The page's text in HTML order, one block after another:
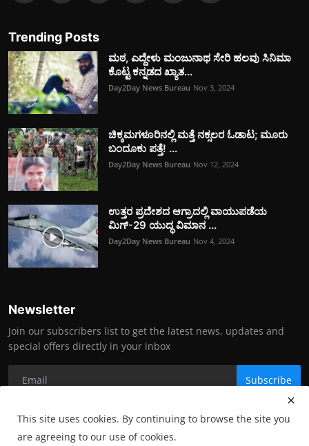
Trending Posts
ಮಠ, ಎದ್ದೇಳು ಮಂಜುನಾಥ ಸೇರಿ ಹಲವು ಸಿನಿಮಾ
ಕೊಟ್ಟ ಕನ್ನಡದ ಖ್ಯಾತ...
Day2Day News Bureau Nov 3, 2024
ಚಿಕ್ಕಮಗಳೂರಿನಲ್ಲಿ ಮತ್ತೆ ನಕ್ಸಲರ ಓಡಾಟ; ಮೂರು
ಬಂದೂಕು ಪತ್ತೆ! ...
Day2Day News Bureau Nov 12, 2024
ಉತ್ತರ ಪ್ರದೇಶದ ಆಗ್ರಾದಲ್ಲಿ ವಾಯುಪಡೆಯ
ಮಿಗ್‌-29 ಯುದ್ಧ ವಿಮಾನ ...
Day2Day News Bureau Nov 4, 2024
Newsletter
Join our subscribers list to get the latest news, updates and
special offers directly in your inbox
Subscribe
This site uses cookies. By continuing to browse the site you
are agreeing to our use of cookies.